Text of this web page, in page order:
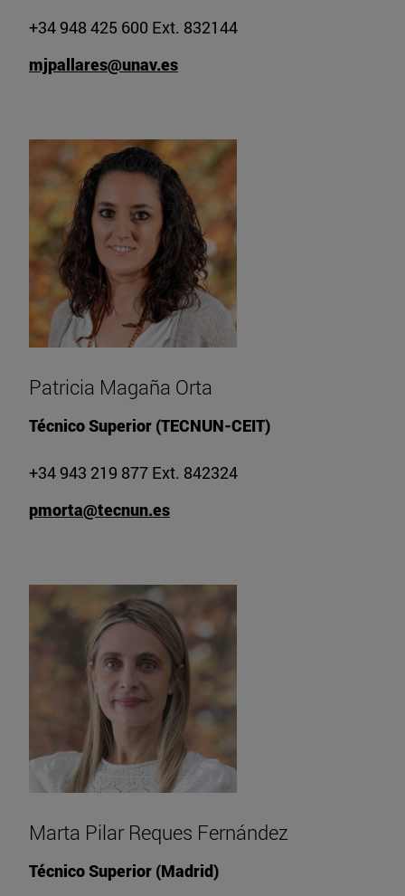
+34 948 425 600 Ext. 832144
mjpallares@unav.es
Patricia Magaña Orta
Técnico Superior (TECNUN-CEIT)
+34 943 219 877 Ext. 842324
pmorta@tecnun.es
Marta Pilar Reques Fernández
Técnico Superior (Madrid)